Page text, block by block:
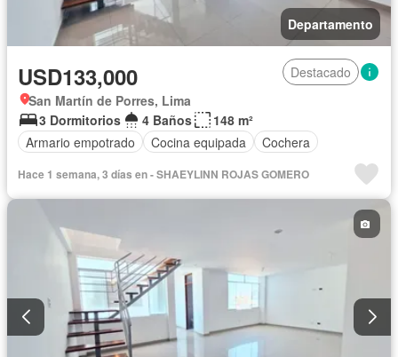
Departamento
USD133,000
Destacado
San Martín de Porres, Lima
3 Dormitorios
4 Baños
148 m²
Armario empotrado
Cocina equipada Cochera
Hace 1 semana, 3 días en - SHAEYLINN ROJAS GOMERO